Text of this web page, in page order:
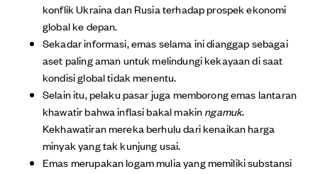
konflik Ukraina dan Rusia terhadap prospek ekonomi
global ke depan.
Sekadar informasi, emas selama ini dianggap sebagai
aset paling aman untuk melindungi kekayaan di saat
kondisi global tidak menentu.
Selain itu, pelaku pasar juga memborong emas lantaran
khawatir bahwa inflasi bakal makinngamuk.
Kekhawatiran mereka berhulu dari kenaikan harga
minyak yang tak kunjung usai.
Emas merupakan logam mulia yang memiliki substansi